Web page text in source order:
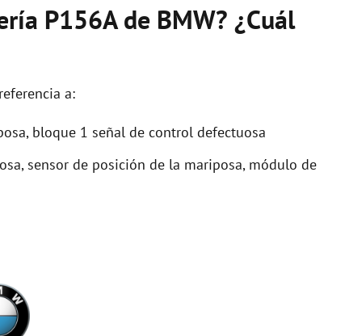
P156A de BMW? ¿Cuál
a:
bloque 1 señal de control defectuosa
sensor de posición de la mariposa, módulo de